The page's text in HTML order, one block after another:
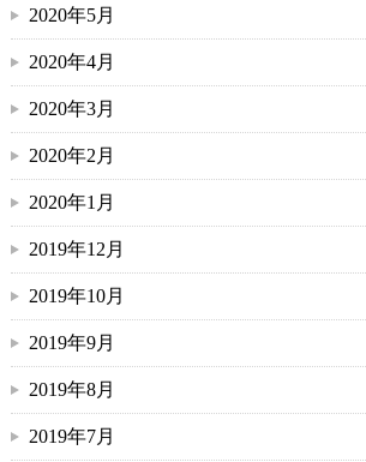
2020年5月
2020年4月
2020年3月
2020年2月
2020年1月
2019年12月
2019年10月
2019年9月
2019年8月
2019年7月